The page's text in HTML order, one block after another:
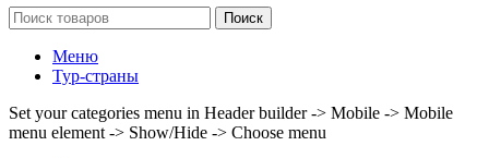
Поиск
Меню
Тур-страны
Set your categories menu in Header builder -> Mobile -> Mobile
menu element -> Show/Hide -> Choose menu